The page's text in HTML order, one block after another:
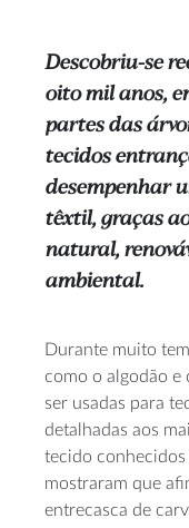
Descobriu-se
oito mil anos,
partes das
tecidos
desempenhar
têxtil, graças
natural,
ambiental.
Durante muito
como o algodão e
ser usadas para
detalhadas aos
tecido conhecidos
mostraram que
entrecasca de